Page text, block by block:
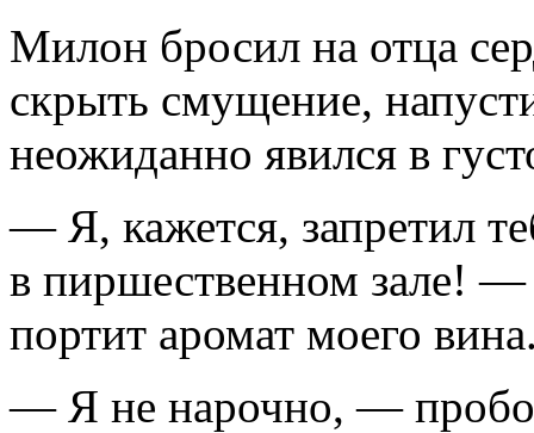
Милон бросил на отца
скрыть смущение,
неожиданно явился в
— Я, кажется, запретил
в пиршественном зале!
портит аромат моего
— Я не нарочно, —